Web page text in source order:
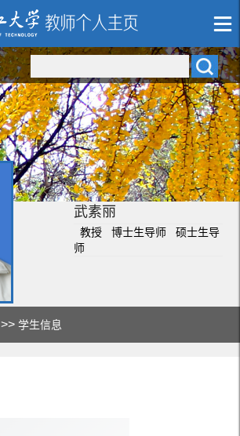
武素丽
教授 博士生导师 硕士生导
师
>>学生信息